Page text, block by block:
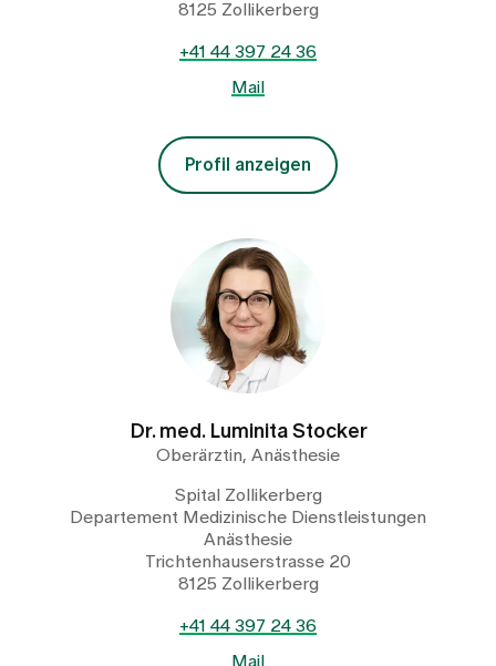
8125 Zollikerberg
+41 44 397 24 36
Mail
Profil anzeigen
Dr. med. Luminita Stocker
Oberärztin, Anästhesie
Spital Zollikerberg
Departement Medizinische Dienstleistungen
Anästhesie
Trichtenhauserstrasse 20
8125 Zollikerberg
+41 44 397 24 36
Mail